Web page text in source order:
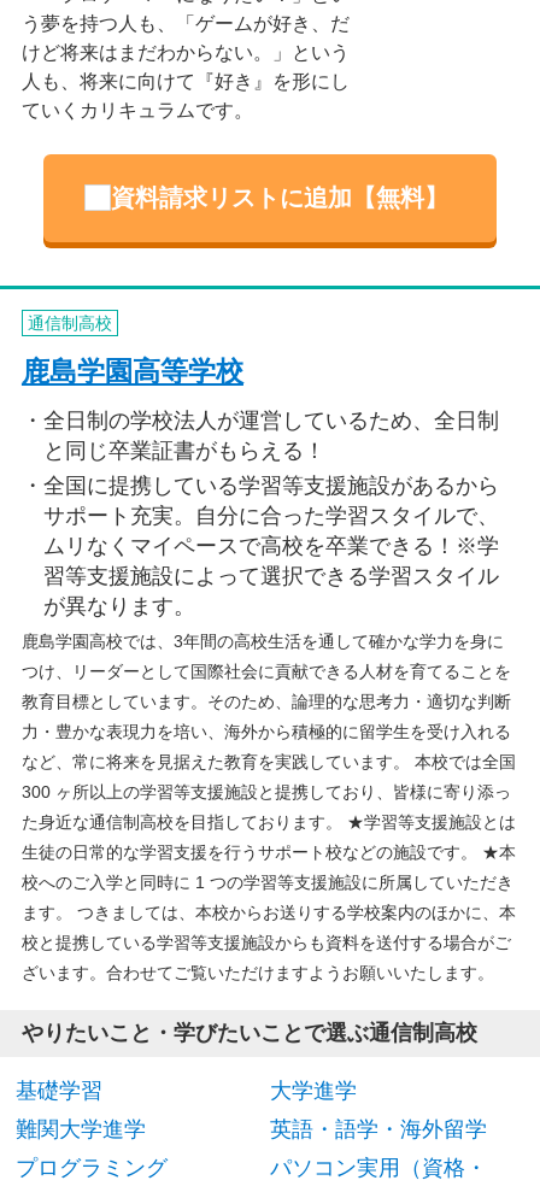
う夢を持つ人も、「ゲームが好き、だ
けど将来はまだわからない。」という
人も、将来に向けて『好き』を形にし
ていくカリキュラムです。
資料請求リストに追加【無料】
通信制高校
鹿島学園高等学校
全日制の学校法人が運営しているため、全日制
と同じ卒業証書がもらえる！
全国に提携している学習等支援施設があるから
サポート充実。自分に合った学習スタイルで、
ムリなくマイペースで高校を卒業できる！※学
習等支援施設によって選択できる学習スタイル
が異なります。
鹿島学園高校では、3年間の高校生活を通して確かな学力を身に
つけ、リーダーとして国際社会に貢献できる人材を育てることを
教育目標としています。そのため、論理的な思考力・適切な判断
力・豊かな表現力を培い、海外から積極的に留学生を受け入れる
など、常に将来を見据えた教育を実践しています。 本校では全国
300 ヶ所以上の学習等支援施設と提携しており、皆様に寄り添っ
た身近な通信制高校を目指しております。 ★学習等支援施設とは
生徒の日常的な学習支援を行うサポート校などの施設です。 ★本
校へのご入学と同時に 1 つの学習等支援施設に所属していただき
ます。 つきましては、本校からお送りする学校案内のほかに、本
校と提携している学習等支援施設からも資料を送付する場合がご
ざいます。合わせてご覧いただけますようお願いいたします。
やりたいこと・学びたいことで選ぶ通信制高校
基礎学習
大学進学
難関大学進学
英語・語学・海外留学
プログラミング
パソコン実用（資格・